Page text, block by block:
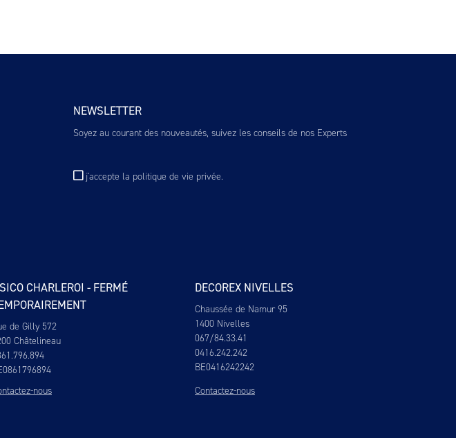
NEWSLETTER
Soyez au courant des nouveautés, suivez les conseils de nos Experts
j'accepte la politique de vie privée.
CHARLEROI - FERMÉ
de Gilly 572
Châtelineau
nous
DECOREX NIVELLES
Chaussée de Namur 95
1400 Nivelles
067/84.33.41
0416.242.242
BE0416242242
Contactez-nous